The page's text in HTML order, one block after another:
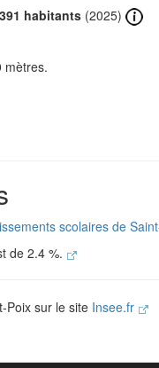
391 habitants (2025)
mètres.
scolaires de
de 2.4 %.
Poix sur le site Insee.fr